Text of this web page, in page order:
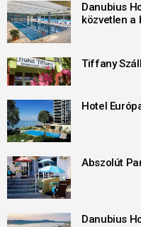
Danubius
közvetlen a
Tiffany
Hotel
Abszolút
Danubius